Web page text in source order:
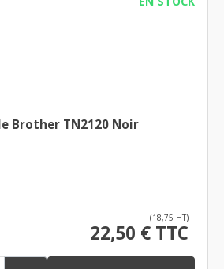
Brother TN2120 Noir
(18,75 HT)
22,50 € TTC